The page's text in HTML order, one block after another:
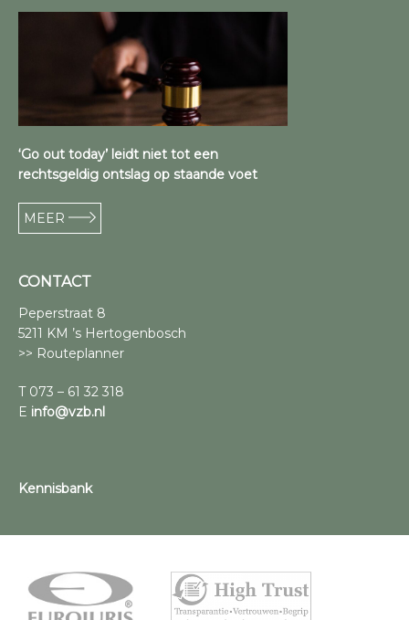
‘Go out today’ leidt niet tot een
rechtsgeldig ontslag op staande voet
MEER
CONTACT
Peperstraat 8
5211 KM ’s Hertogenbosch
>> Routeplanner
T 073 – 61 32 318
E info@vzb.nl
Kennisbank